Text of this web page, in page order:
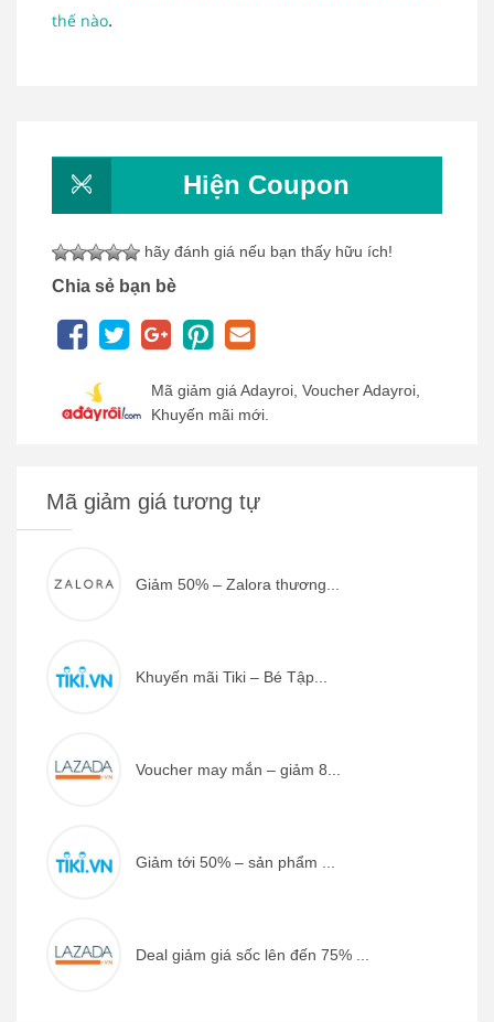
thế nào.
Hiện Coupon
hãy đánh giá nếu bạn thấy hữu ích!
Chia sẻ bạn bè
Mã giảm giá Adayroi, Voucher Adayroi,
Khuyến mãi mới.
Mã giảm giá tương tự
Giảm 50% – Zalora thương...
Khuyến mãi Tiki – Bé Tập...
Voucher may mắn – giảm 8...
Giảm tới 50% – sản phẩm ...
Deal giảm giá sốc lên đến 75% ...